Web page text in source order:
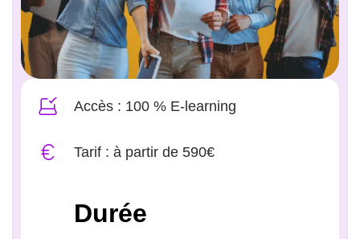
Accès : 100 % E-learning
Tarif : à partir de 590€
Durée